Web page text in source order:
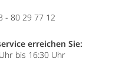
- 80 29 77 12
erreichen Sie:
bis 16:30 Uhr